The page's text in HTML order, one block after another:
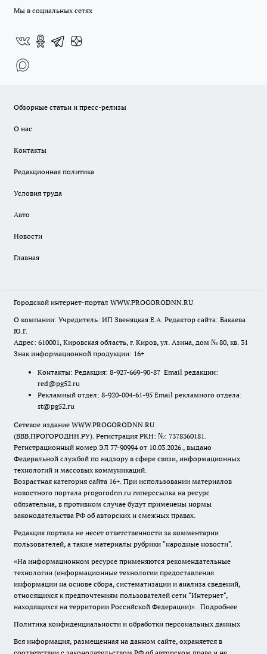
Мы в социальных сетях
Обзорные статьи и пресс-релизы
О нас
Контакты
Редакционная политика
Условия труда
Авто
Новости
Главная
Городской интернет-портал WWW.PROGORODNN.RU
О компании: Учредитель: ИП Звеняцкая Е.А. Редактор сайта: Бакаева
Ю.Г.
Адрес: 610001, Кировская область, г. Киров, ул. Азина, дом № 80, кв. 31
Знак информационной продукции: 16+
Контакты: Редакция: 8-927-669-90-87 Email редакции:
red@pg52.ru
Рекламный отдел: 8-920-004-61-95 Email рекламного отдела:
st@pg52.ru
Сетевое издание WWW.PROGORODNN.RU
(ВВВ.ПРОГОРОДНН.РУ). Регистрация РКН: №: 7378360181.
Регистрационный номер ЭЛ 77-90994 от 10.03.2026., выдано
Федеральной службой по надзору в сфере связи, информационных
технологий и массовых коммуникаций.
Возрастная категория сайта 16+. При использовании материалов
новостного портала progorodnn.ru гиперссылка на ресурс
обязательна, в противном случае будут применены нормы
законодательства РФ об авторских и смежных правах.
Редакция портала не несет ответственности за комментарии
пользователей, а также материалы рубрики "народные новости".
«На информационном ресурсе применяются рекомендательные
технологии (информационные технологии предоставления
информации на основе сбора, систематизации и анализа сведений,
относящихся к предпочтениям пользователей сети "Интернет",
находящихся на территории Российской Федерации)». Подробнее
Политика конфиденциальности и обработки персональных данных
Вся информация, размещенная на данном сайте, охраняется в